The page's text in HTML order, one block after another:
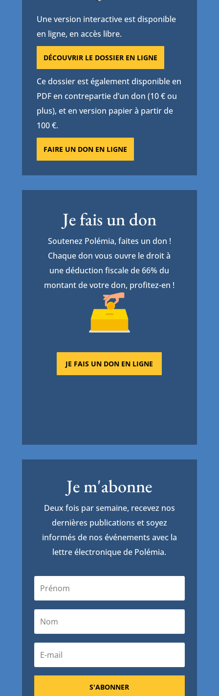
Une version interactive est disponible
en ligne, en accès libre.
DÉCOUVRIR LE DOSSIER EN LIGNE
Ce dossier est également disponible en
PDF en contrepartie d’un don (10 € ou
plus), et en version papier à partir de
100 €.
FAIRE UN DON EN LIGNE
Je fais un don
Soutenez Polémia, faites un don !
Chaque don vous ouvre le droit à
une déduction fiscale de 66% du
montant de votre don, profitez-en !
JE FAIS UN DON EN LIGNE
Je m'abonne
Deux fois par semaine, recevez nos
dernières publications et soyez
informés de nos événements avec la
lettre électronique de Polémia.
S'ABONNER